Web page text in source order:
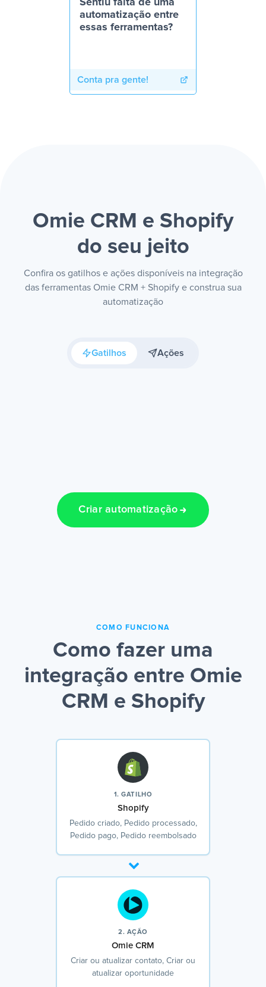
Sentiu falta de uma
automatização entre
essas ferramentas?
Conta pra gente!
Omie CRM e Shopify
do seu jeito
Confira os gatilhos e ações disponíveis na integração
das ferramentas Omie CRM + Shopify e construa sua
automatização
Gatilhos Ações
Criar automatização
COMO FUNCIONA
Como fazer uma
integração entre Omie
CRM e Shopify
1. GATILHO
Shopify
Pedido criado, Pedido processado,
Pedido pago, Pedido reembolsado
2. AÇÃO
Omie CRM
Criar ou atualizar contato, Criar ou
atualizar oportunidade